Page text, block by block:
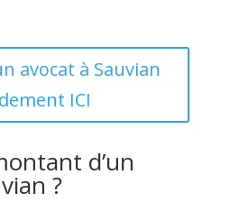
avocat à Sauvian
ICI
d’un
?